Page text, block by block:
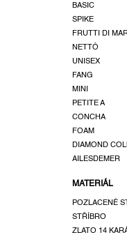
BASIC
SPIKE
FRUTTI DI
NETTÓ
UNISEX
FANG
MINI
PETITE A
CONCHA
FOAM
DIAMOND
AILESDEMER
MATERIÁL
POZLACENÉ
STŘÍBRO
ZLATO 14